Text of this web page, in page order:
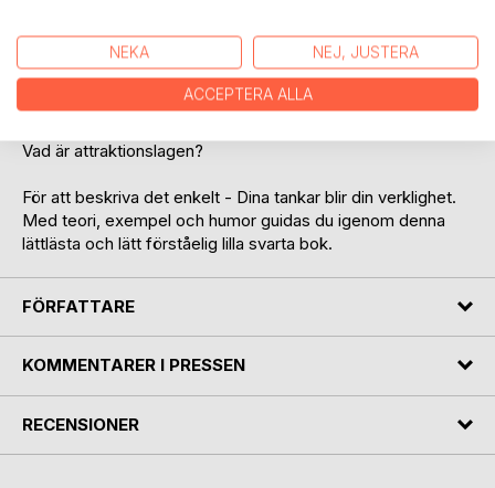
manifestera det du saknar i ditt nuvarande liv.
Du har nu fattat ett beslut (bett om ett slut) för att få en
förändring (för ändring), genom att du börjar läsa den lilla
Vad är attraktionslagen?
För att beskriva det enkelt - Dina tankar blir din verklighet.
Med teori, exempel och humor guidas du igenom denna
lättlästa och lätt förståelig lilla svarta bok.
FÖRFATTARE
KOMMENTARER I PRESSEN
RECENSIONER
NEKA NEJ, JUSTERA
ACCEPTERA ALLA